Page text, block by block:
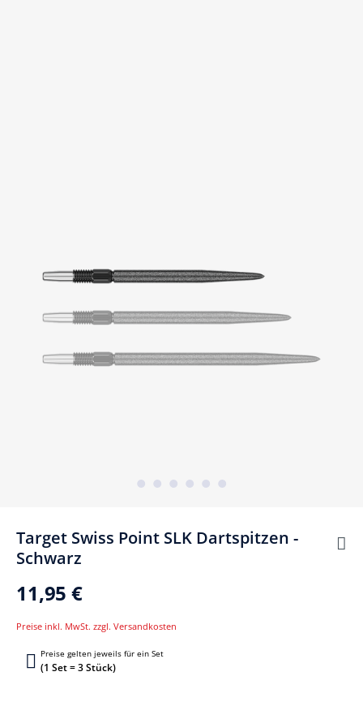
Target Swiss Point SLK Dartspitzen -
Schwarz
11,95 €
Preise inkl. MwSt. zzgl. Versandkosten
Preise gelten jeweils für ein Set
(1 Set = 3 Stück)